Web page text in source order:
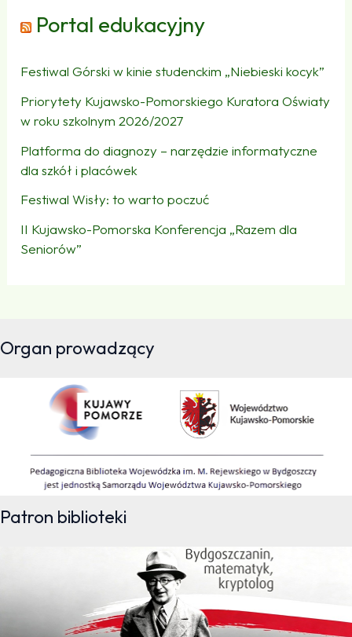
Portal edukacyjny
Festiwal Górski w kinie studenckim „Niebieski kocyk”
Priorytety Kujawsko-Pomorskiego Kuratora Oświaty
w roku szkolnym 2026/2027
Platforma do diagnozy – narzędzie informatyczne
dla szkół i placówek
Festiwal Wisły: to warto poczuć
II Kujawsko-Pomorska Konferencja „Razem dla
Seniorów”
Organ prowadzący
Patron biblioteki